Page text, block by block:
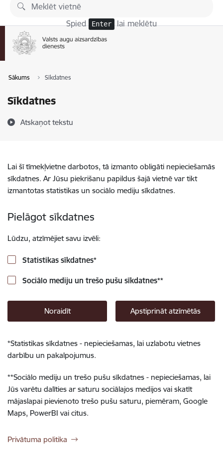
Pāriet uz lapas saturu
Spied Enter lai meklētu
Sākums Sīkdatnes
Sīkdatnes
Atskaņot tekstu
Lai šī tīmekļvietne darbotos, tā izmanto obligāti nepieciešamās
sīkdatnes. Ar Jūsu piekrišanu papildus šajā vietnē var tikt
izmantotas statistikas un sociālo mediju sīkdatnes.
Pielāgot sīkdatnes
Lūdzu, atzīmējiet savu izvēli:
Statistikas sīkdatnes*
Sociālo mediju un trešo pušu sīkdatnes**
Noraidīt Apstiprināt atzīmētās
*Statistikas sīkdatnes - nepieciešamas, lai uzlabotu vietnes
darbību un pakalpojumus.
**Sociālo mediju un trešo pušu sīkdatnes - nepieciešamas, lai
Jūs varētu dalīties ar saturu sociālajos medijos vai skatīt
mājaslapai pievienoto trešo pušu saturu, piemēram, Google
Maps, PowerBI vai citus.
Privātuma politika